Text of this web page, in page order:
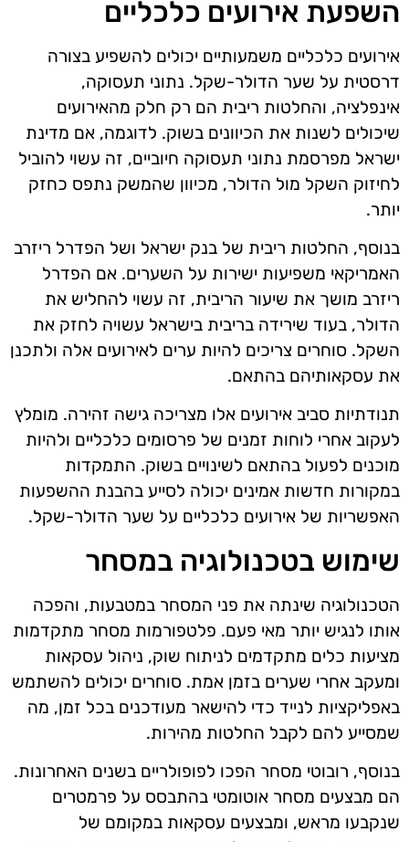
השפעת אירועים כלכליים
אירועים כלכליים משמעותיים יכולים להשפיע בצורה
דרסטית על שער הדולר-שקל. נתוני תעסוקה,
אינפלציה, והחלטות ריבית הם רק חלק מהאירועים
שיכולים לשנות את הכיוונים בשוק. לדוגמה, אם מדינת
ישראל מפרסמת נתוני תעסוקה חיוביים, זה עשוי להוביל
לחיזוק השקל מול הדולר, מכיוון שהמשק נתפס כחזק
יותר.
בנוסף, החלטות ריבית של בנק ישראל ושל הפדרל ריזרב
האמריקאי משפיעות ישירות על השערים. אם הפדרל
ריזרב מושך את שיעור הריבית, זה עשוי להחליש את
הדולר, בעוד שירידה בריבית בישראל עשויה לחזק את
השקל. סוחרים צריכים להיות ערים לאירועים אלה ולתכנן
את עסקאותיהם בהתאם.
תנודתיות סביב אירועים אלו מצריכה גישה זהירה. מומלץ
לעקוב אחרי לוחות זמנים של פרסומים כלכליים ולהיות
מוכנים לפעול בהתאם לשינויים בשוק. התמקדות
במקורות חדשות אמינים יכולה לסייע בהבנת ההשפעות
האפשריות של אירועים כלכליים על שער הדולר-שקל.
שימוש בטכנולוגיה במסחר
הטכנולוגיה שינתה את פני המסחר במטבעות, והפכה
אותו לנגיש יותר מאי פעם. פלטפורמות מסחר מתקדמות
מציעות כלים מתקדמים לניתוח שוק, ניהול עסקאות
ומעקב אחרי שערים בזמן אמת. סוחרים יכולים להשתמש
באפליקציות לנייד כדי להישאר מעודכנים בכל זמן, מה
שמסייע להם לקבל החלטות מהירות.
בנוסף, רובוטי מסחר הפכו לפופולריים בשנים האחרונות.
הם מבצעים מסחר אוטומטי בהתבסס על פרמטרים
שנקבעו מראש, ומבצעים עסקאות במקומם של